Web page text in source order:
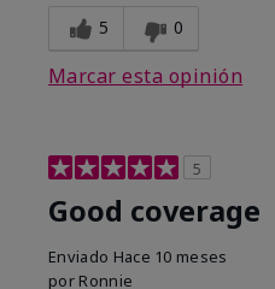
5 0
Marcar esta opinión
5
Good coverage
Enviado Hace 10 meses
por Ronnie